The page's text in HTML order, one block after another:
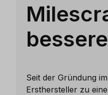
Seit der Gründung
Ersthersteller zu